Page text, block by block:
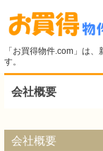
「お買得物件.com」は
す。
会社概要
会社概要